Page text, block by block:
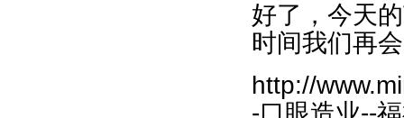
好了，今天
时间我们再
http://